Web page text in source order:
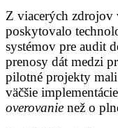
Z viacerých
poskytovalo
systémov pre audit
prenosy dát medzi
pilotné projekty
väčšie
overovanie než o